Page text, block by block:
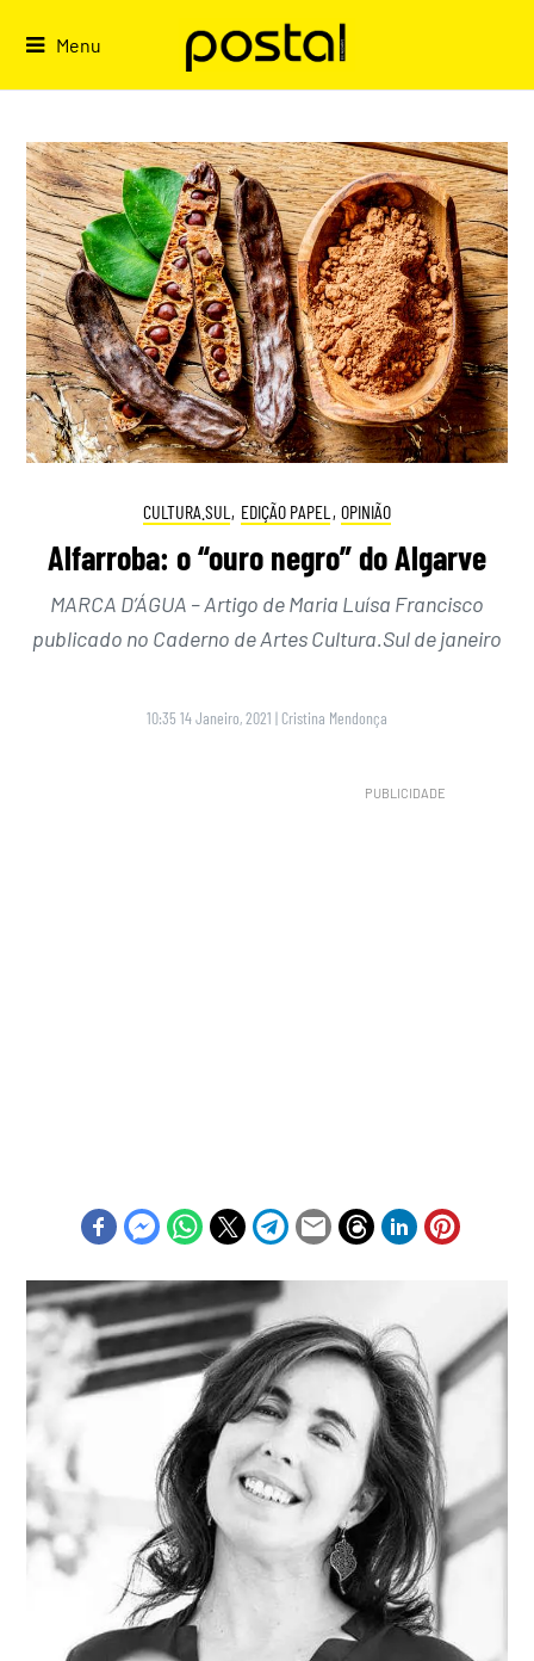
Menu
CULTURA.SUL , EDIÇÃO PAPEL , OPINIÃO
Alfarroba: o “ouro negro” do Algarve
MARCA D’ÁGUA – Artigo de Maria Luísa Francisco
publicado no Caderno de Artes Cultura.Sul de janeiro
10:35 14 Janeiro, 2021 | Cristina Mendonça